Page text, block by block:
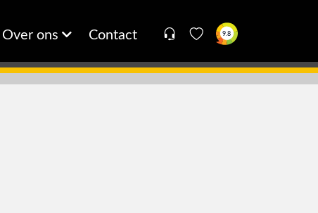
Over ons Contact 9.8